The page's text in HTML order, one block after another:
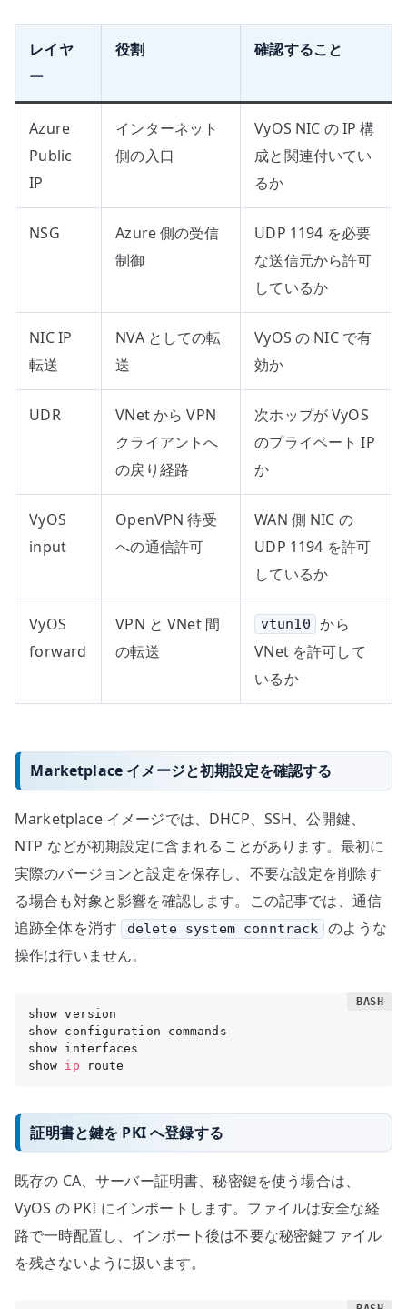
レイヤ
ー
役割 確認すること
Azure
Public
IP
インターネット
側の入口
VyOS NIC の IP 構
成と関連付いてい
るか
NSG
Azure 側の受信
制御
UDP 1194 を必要
な送信元から許可
しているか
NIC IP
転送
NVA としての転
送
VyOS の NIC で有
効か
UDR
VNet から VPN
クライアントへ
の戻り経路
次ホップが VyOS
のプライベート IP
か
VyOS
input
OpenVPN 待受
への通信許可
WAN 側 NIC の
UDP 1194 を許可
しているか
VyOS
forward
VPN と VNet 間
の転送
vtun10
から
VNet を許可して
いるか
Marketplace イメージと初期設定を確認する
Marketplace イメージでは、DHCP、SSH、公開鍵、
NTP などが初期設定に含まれることがあります。最初に
実際のバージョンと設定を保存し、不要な設定を削除す
る場合も対象と影響を確認します。この記事では、通信
追跡全体を消す
delete system conntrack
のような
操作は行いません。
show version
show configuration commands
show interfaces
show ip route
証明書と鍵を PKI へ登録する
既存の CA、サーバー証明書、秘密鍵を使う場合は、
VyOS の PKI にインポートします。ファイルは安全な経
路で一時配置し、インポート後は不要な秘密鍵ファイル
を残さないように扱います。